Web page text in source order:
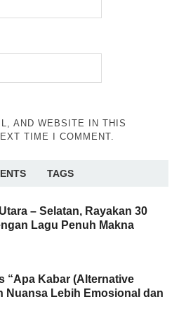
AND WEBSITE IN THIS
TIME I COMMENT.
TAGS
– Selatan, Rayakan 30
Lagu Penuh Makna
“Apa Kabar (Alternative
Nuansa Lebih Emosional dan